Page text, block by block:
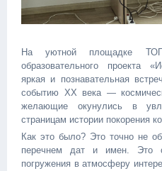
На уютной площадке
образовательного проекта
яркая и познавательная
событию XX века —
желающие окунулись в
страницам истории покорения
Как это было? Это точно не
перечнем дат и имен. Это
погружения в атмосферу